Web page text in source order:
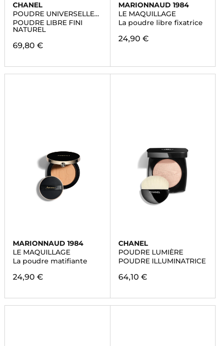
CHANEL
POUDRE UNIVERSELLE
LIBRE
POUDRE LIBRE FINI
NATUREL
69,80 €
MARIONNAUD 1984
LE MAQUILLAGE
La poudre libre fixatrice
24,90 €
MARIONNAUD 1984
LE MAQUILLAGE
La poudre matifiante
24,90 €
CHANEL
POUDRE LUMIÈRE
POUDRE ILLUMINATRICE
64,10 €